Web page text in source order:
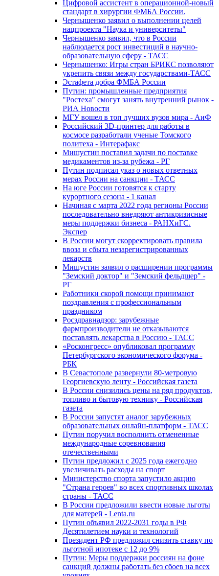
Цифровой ассистент в операционной-новый
стандарт в хирургии ФМБА России.
Чернышенко заявил о выполнении целей
нацпроекта "Наука и университеты"
Чернышенко заявил, что в России
наблюдается рост инвестиций в научно-
образовательную сферу - ТАСС
Чернышенко: Игры стран БРИКС позволяют
укрепить связи между государствами-ТАСС
Эстафета добра ФМБА России
Путин: промышленные предприятия
"Ростеха" смогут занять внутренний рынок -
РИА Новости
МГУ вошел в топ лучших вузов мира - АиФ
Российский 3D-принтер для работы в
космосе разработали ученые Томского
политеха - Интерафакс
Мишустин поставил задачи по поставке
медикаментов из-за рубежа - РГ
Путин подписал указ о новых ответных
мерах России на санкции - ТАСС
На юге России готовятся к старту
курортного сезона - 1 канал
Начиная с марта 2022 года регионы России
последовательно внедряют антикризисные
меры поддержки бизнеса - РАНХиГС.
Экспер
В России могут скорректировать правила
ввоза и сбыта незарегистрированных
лекарств
Мишустин заявил о расширении программы
"Земский доктор" и "Земский фельдшер" -
РГ
Работники скорой помощи принимают
поздравления с профессиональным
праздником
Росздравнадзор: зарубежные
фармпроизводители не отказываются
поставлять лекарства в Россию - ТАСС
«Росконгресс» опубликовал программу
Петербургского экономического форума -
РБК
В Севастополе развернули 80-метровую
Георгиевскую ленту - Российская газета
В России снизились цены на ряд продуктов,
топливо и бытовую технику - Российская
газета
В России запустят аналог зарубежных
образовательных онлайн-платформ - ТАСС
Путин поручил восполнить отмененные
международные соревнования
отечественными
Путин предложил с 2025 года ежегодно
увеличивать расходы на спорт
Министерство спорта запустило акцию
"Страна героев" во всех спортивных школах
страны - ТАСС
В России предложили ввести новые льготы
для матерей - Lenta.ru
Путин объявил 2022-2031 годы в РФ
Десятилетием науки и технологий
Президент РФ предложил снизить ставку по
льготной ипотеке с 12 до 9%
Путин: Меры поддержки россиян на фоне
санкций должны работать без сбоев на всех